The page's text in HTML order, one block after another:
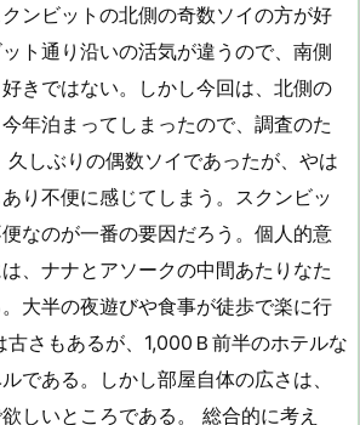
ンビットの北側の奇数ソイの方が好
ト通り沿いの活気が違うので、南側
きではない。しかし今回は、北側の
年泊まってしまったので、調査のた
しぶりの偶数ソイであったが、やは
り不便に感じてしまう。スクンビッ
なのが一番の要因だろう。個人的意
、ナナとアソークの中間あたりなた
大半の夜遊びや食事が徒歩で楽に行
古さもあるが、1,000Ｂ前半のホテルな
である。しかし部屋自体の広さは、
しいところである。 総合的に考え